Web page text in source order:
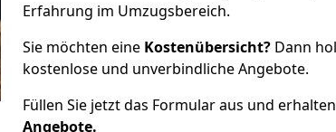
Erfahrung im Umzugsbereich.
Sie möchten eine Kostenübersicht? Dann
kostenlose und unverbindliche Angebote.
Füllen Sie jetzt das Formular aus und
Angebote.